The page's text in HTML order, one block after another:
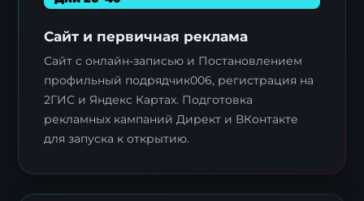
Сайт и первичная реклама
Сайт с онлайн-записью и Постановлением
профильный подрядчик006, регистрация на
2ГИС и Яндекс Картах. Подготовка
рекламных кампаний Директ и ВКонтакте
для запуска к открытию.